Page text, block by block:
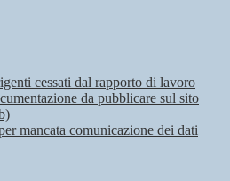
cessati dal rapporto di lavoro
da pubblicare sul sito
mancata comunicazione dei dati